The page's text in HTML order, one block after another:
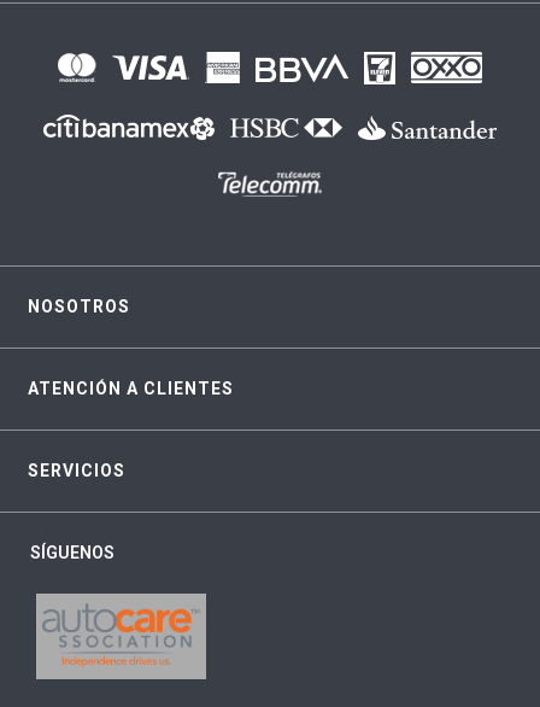
NOSOTROS
ATENCIÓN A CLIENTES
SERVICIOS
SÍGUENOS